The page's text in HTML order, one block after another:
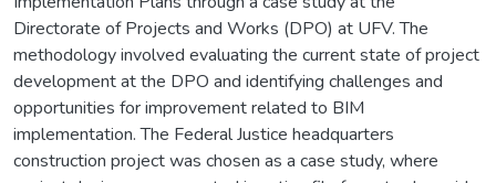
Directorate of Projects and Works (DPO) at UFV. The
methodology involved evaluating the current state of project
development at the DPO and identifying challenges and
opportunities for improvement related to BIM
implementation. The Federal Justice headquarters
construction project was chosen as a case study, where